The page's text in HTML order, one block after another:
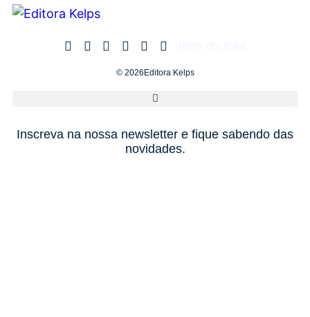
© 2026Editora Kelps
Inscreva na nossa newsletter e fique sabendo das
novidades.